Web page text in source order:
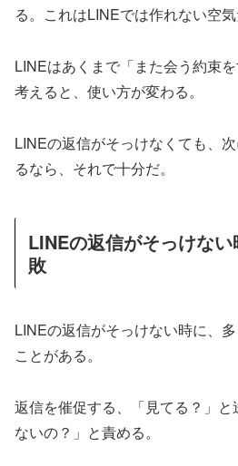
る。これはLINEでは作れない空気
LINEはあくまで「また会う約束
考えると、使い方が変わる。
LINEの返信がそっけなくても、
るなら、それで十分だ。
LINEの返信がそっけな
敗
LINEの返信がそっけない時に、
ことがある。
返信を催促する、「見てる？」
ないの？」と責める。